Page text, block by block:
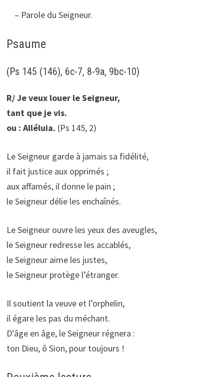
– Parole du Seigneur.
Psaume
(Ps 145 (146), 6c-7, 8-9a, 9bc-10)
R/ Je veux louer le Seigneur,
tant que je vis.
ou : Alléluia. (Ps 145, 2)
Le Seigneur garde à jamais sa fidélité,
il fait justice aux opprimés ;
aux affamés, il donne le pain ;
le Seigneur délie les enchaînés.
Le Seigneur ouvre les yeux des aveugles,
le Seigneur redresse les accablés,
le Seigneur aime les justes,
le Seigneur protège l’étranger.
Il soutient la veuve et l’orphelin,
il égare les pas du méchant.
D’âge en âge, le Seigneur régnera :
ton Dieu, ô Sion, pour toujours !